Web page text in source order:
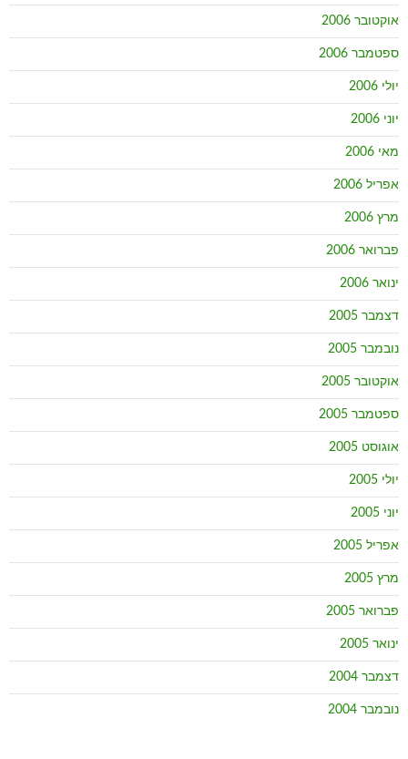
אוקטובר 2006
ספטמבר 2006
יולי 2006
יוני 2006
מאי 2006
אפריל 2006
מרץ 2006
פברואר 2006
ינואר 2006
דצמבר 2005
נובמבר 2005
אוקטובר 2005
ספטמבר 2005
אוגוסט 2005
יולי 2005
יוני 2005
אפריל 2005
מרץ 2005
פברואר 2005
ינואר 2005
דצמבר 2004
נובמבר 2004